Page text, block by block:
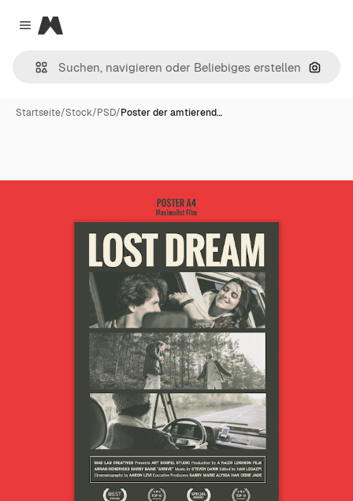
Close menu
Magnific
Nach
Startseite/Stock/PSD/Poster der amtierend…